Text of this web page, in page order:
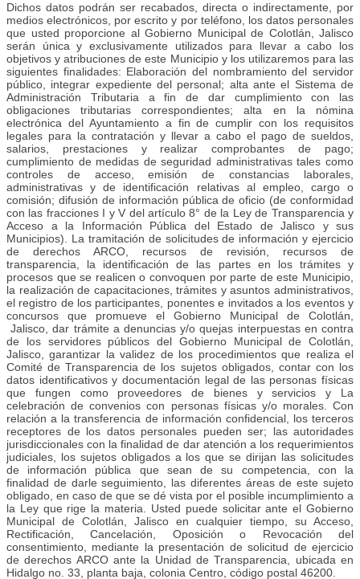
Dichos datos podrán ser recabados, directa o indirectamente, por
medios electrónicos, por escrito y por teléfono, los datos personales
que usted proporcione al Gobierno Municipal de Colotlán, Jalisco
serán única y exclusivamente utilizados para llevar a cabo los
objetivos y atribuciones de este Municipio y los utilizaremos para las
siguientes finalidades: Elaboración del nombramiento del servidor
público, integrar expediente del personal; alta ante el Sistema de
Administración Tributaria a fin de dar cumplimiento con las
obligaciones tributarias correspondientes; alta en la nómina
electrónica del Ayuntamiento a fin de cumplir con los requisitos
legales para la contratación y llevar a cabo el pago de sueldos,
salarios, prestaciones y realizar comprobantes de pago;
cumplimiento de medidas de seguridad administrativas tales como
controles de acceso, emisión de constancias laborales,
administrativas y de identificación relativas al empleo, cargo o
comisión; difusión de información pública de oficio (de conformidad
con las fracciones I y V del artículo 8° de la Ley de Transparencia y
Acceso a la Información Pública del Estado de Jalisco y sus
Municipios). La tramitación de solicitudes de información y ejercicio
de derechos ARCO, recursos de revisión, recursos de
transparencia, la identificación de las partes en los trámites y
procesos que se realicen o convoquen por parte de este Municipio,
la realización de capacitaciones, trámites y asuntos administrativos,
el registro de los participantes, ponentes e invitados a los eventos y
concursos que promueve el Gobierno Municipal de Colotlán,
Jalisco, dar trámite a denuncias y/o quejas interpuestas en contra
de los servidores públicos del Gobierno Municipal de Colotlán,
Jalisco, garantizar la validez de los procedimientos que realiza el
Comité de Transparencia de los sujetos obligados, contar con los
datos identificativos y documentación legal de las personas físicas
que fungen como proveedores de bienes y servicios y La
celebración de convenios con personas físicas y/o morales. Con
relación a la transferencia de información confidencial, los terceros
receptores de los datos personales pueden ser; las autoridades
jurisdiccionales con la finalidad de dar atención a los requerimientos
judiciales, los sujetos obligados a los que se dirijan las solicitudes
de información pública que sean de su competencia, con la
finalidad de darle seguimiento, las diferentes áreas de este sujeto
obligado, en caso de que se dé vista por el posible incumplimiento a
la Ley que rige la materia. Usted puede solicitar ante el Gobierno
Municipal de Colotlán, Jalisco en cualquier tiempo, su Acceso,
Rectificación, Cancelación, Oposición o Revocación del
consentimiento, mediante la presentación de solicitud de ejercicio
de derechos ARCO ante la Unidad de Transparencia, ubicada en
Hidalgo no. 33, planta baja, colonia Centro, código postal 46200.